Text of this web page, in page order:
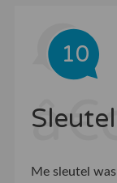
10
Me sleutel